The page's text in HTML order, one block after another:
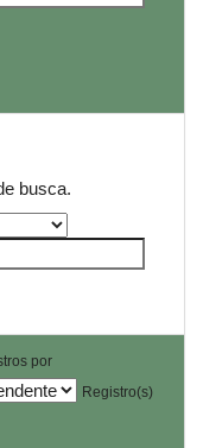
busca.
por
Registro(s)